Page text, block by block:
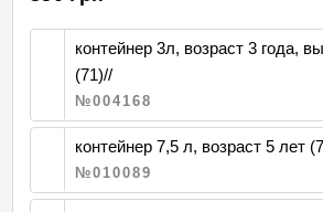
контейнер 3л, возраст 3 года,
(71)//
№004168
контейнер 7,5 л, возраст 5 лет
№010089